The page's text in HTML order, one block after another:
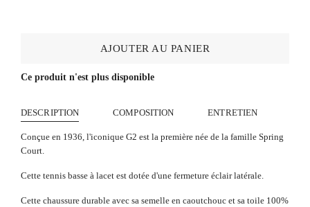
AJOUTER AU PANIER
Ce produit n'est plus disponible
DESCRIPTION COMPOSITION ENTRETIEN
Conçue en 1936, l'iconique G2 est la première née de la famille Spring
Court.
Cette tennis basse à lacet est dotée d'une fermeture éclair latérale.
Cette chaussure durable avec sa semelle en caoutchouc et sa toile 100%